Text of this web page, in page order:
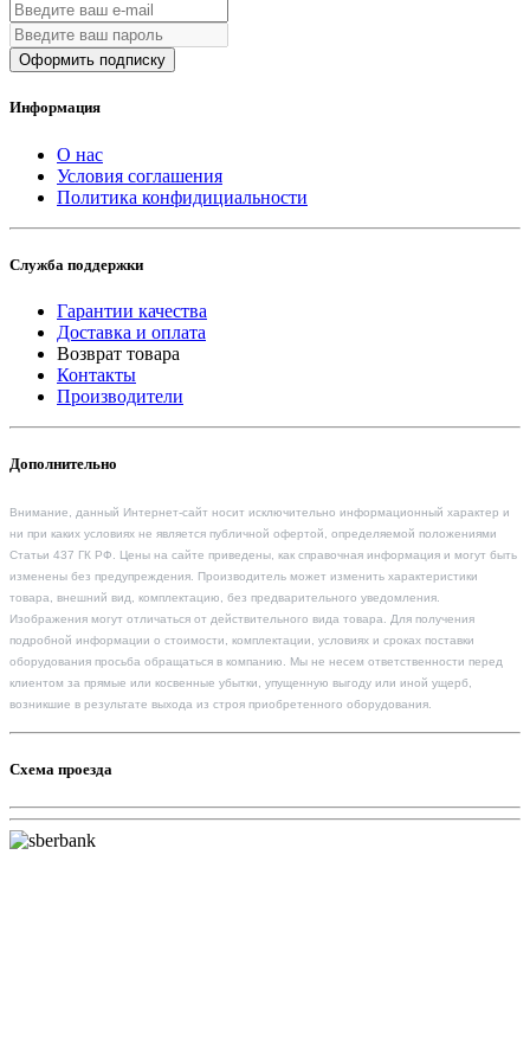
Оформить подписку
Информация
О нас
Условия соглашения
Политика конфидициальности
Служба поддержки
Гарантии качества
Доставка и оплата
Возврат товара
Контакты
Производители
Дополнительно
Внимание, данный Интернет-сайт носит исключительно информационный характер и
ни при каких условиях не является публичной офертой, определяемой положениями
Статьи 437 ГК РФ. Цены на сайте приведены, как справочная информация и могут быть
изменены без предупреждения. Производитель может изменить характеристики
товара, внешний вид, комплектацию, без предварительного уведомления.
Изображения могут отличаться от действительного вида товара. Для получения
подробной информации о стоимости, комплектации, условиях и сроках поставки
оборудования просьба обращаться в компанию. Мы не несем ответственности перед
клиентом за прямые или косвенные убытки, упущенную выгоду или иной ущерб,
возникшие в результате выхода из строя приобретенного оборудования.
Схема проезда